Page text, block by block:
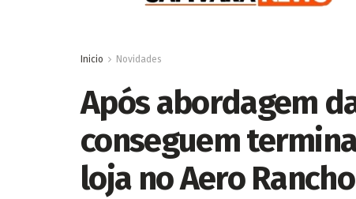
Inicio Novidades
Após abordagem
conseguem
loja no Aero Rancho